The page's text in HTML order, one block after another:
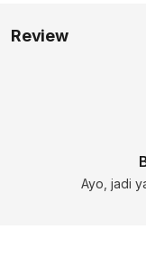
Review
Ayo, jadi